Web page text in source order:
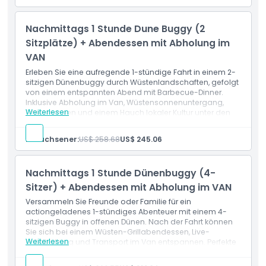
Geführte 4x4-Offroad-Fahrt
Arabischer Kaffee & Datteln
Falken-Fotostopp
BBQ-Dinner-Buffet
Erlebnis an der Shisha-Ecke
Feuershow-Attraktion
Sitzbereich im Wüstencamp
Nachmittags 1 Stunde Dune Buggy (2
Sitzplätze) + Abendessen mit Abholung im
VAN
Erleben Sie eine aufregende 1-stündige Fahrt in einem 2-
sitzigen Dünenbuggy durch Wüstenlandschaften, gefolgt
von einem entspannten Abend mit Barbecue-Dinner.
Inklusive Abholung im Van, Wüstensonnenuntergang,
Erfrischungen und einem Hauch lokaler Kultur unter den
Sternen.
Weiterlesen
1-stündige Tour mit einem 2-sitzigen Dünenbuggy
Abholung und Rückfahrt im klimatisierten Van
Willkommensgetränke
Sonnenuntergang in der Wüste
Zugang zum privaten Lager
Abendessen im Sitzbereich
Verkostung arabischer Süßigkeiten
Toilettenanlagen vor Ort
Erwachsener:US$ 258.68US$ 245.06
Nachmittags 1 Stunde Dünenbuggy (4-
Sitzer) + Abendessen mit Abholung im VAN
Versammeln Sie Freunde oder Familie für ein
actiongeladenes 1-stündiges Abenteuer mit einem 4-
sitzigen Buggy in offenen Dünen. Nach der Fahrt können
Sie sich bei einem Wüsten-Grillabendessen, Live-
Unterhaltung und Transport im Van entspannen. Perfekte
Mischung aus Nervenkitzel, Ausblicken und arabischem
Weiterlesen